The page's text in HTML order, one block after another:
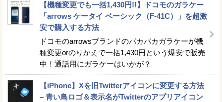
【機種変更でも一括1,430円!!】ドコモのガラケー
「arrows ケータイ ベーシック（F-41C）」を超激
安で購入する方法
ドコモのarrowsブランドのパカパカガラケーが機
種変更orのりかえで一括1,430円という爆安で販売
中！通話用にガラケーはいかが？
【iPhone】Xを旧Twitterアイコンに変更する方法
– 青い鳥ロゴ＆表示名がTwitterのアプリアイコン